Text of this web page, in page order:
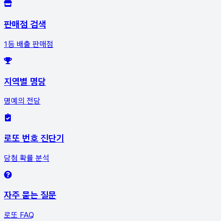
판매점 검색
1등 배출 판매점
지역별 명당
명예의 전당
로또 번호 진단기
당첨 확률 분석
자주 묻는 질문
로또 FAQ